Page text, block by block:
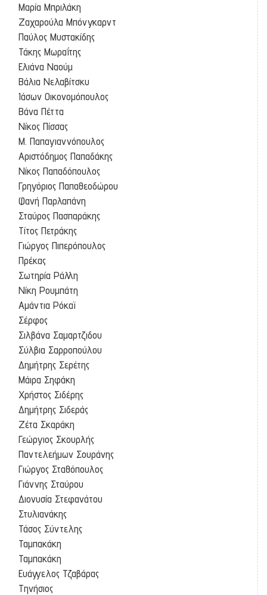
Μαρία Μπριλάκη
Ζαχαρούλα Μπόνγκαρντ
Παύλος Μυστακίδης
Τάκης Μωραΐτης
Ελιάνα Ναούμ
Βάλια Νελαβίτσκυ
Ιάσων Οικονομόπουλος
Βάνα Πέττα
Νίκος Πίσσας
Μ. Παπαγιαννόπουλος
Αριστόδημος Παπαδάκης
Νίκος Παπαδόπουλος
Γρηγόριος Παπαθεοδώρου
Φανή Παρλαπάνη
Σταύρος Πασπαράκης
Τίτος Πετράκης
Γιώργος Πιπερόπουλος
Πρέκας
Σωτηρία Ράλλη
Νίκη Ρουμπάτη
Αμάντια Ρόκαϊ
Σέρφος
Σιλβάνα Σαμαρτζιδου
Σύλβια Σαρροπούλου
Δημήτρης Σερέτης
Μάιρα Σηφάκη
Χρήστος Σιδέρης
Δημήτρης Σιδεράς
Ζέτα Σκαράκη
Γεώργιος Σκουρλής
Παντελεήμων Σουράνης
Γιώργος Σταθόπουλος
Γιάννης Σταύρου
Διονυσία Στεφανάτου
Στυλιανάκης
Τάσος Σύντελης
Ταμπακάκη
Ταμπακάκη
Ευάγγελος Τζαβάρας
Τηνήσιος